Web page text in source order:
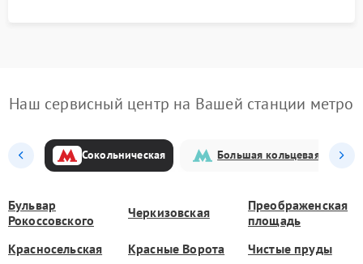
Наш сервисный центр на Вашей станции метро
Сокольническая Большая кольцевая
Бульвар
Рокоссовского
Черкизовская
Преображенская
площадь
Красносельская
Красные Ворота Чистые пруды